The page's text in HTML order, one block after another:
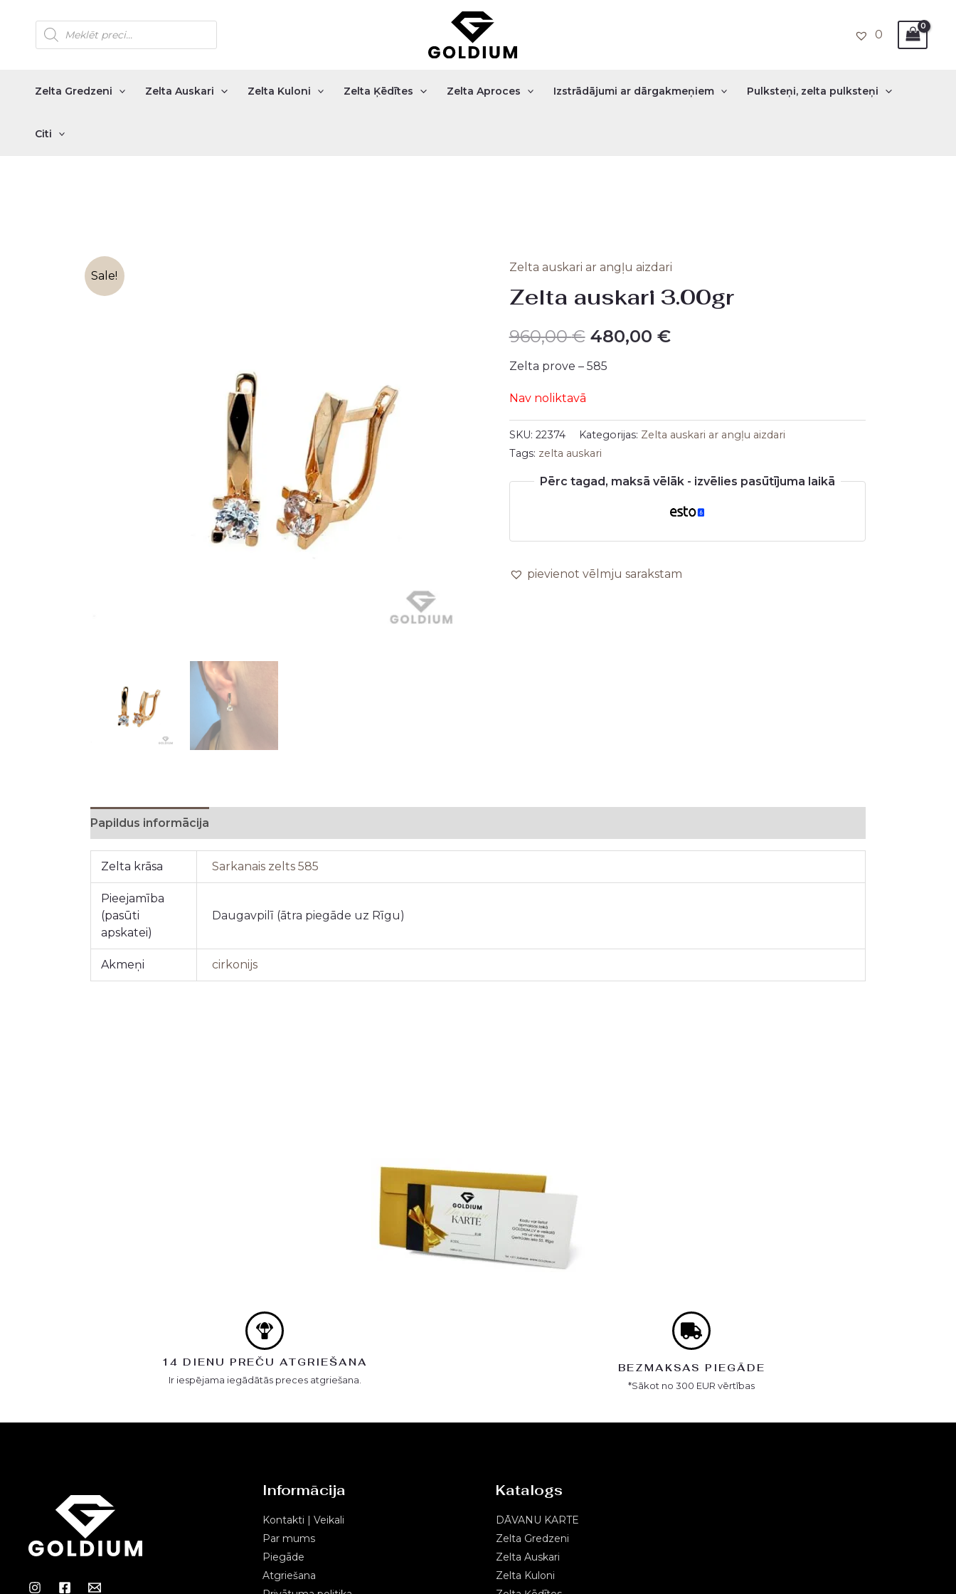
content
Products
search
0
Zelta Gredzeni Zelta Auskari Zelta Kuloni Zelta Ķēdītes Zelta Aproces Izstrādājumi ar dārgakmeņiem Pulksteņi, zelta pulksteņi
Citi
Sale!
Zelta auskari ar angļu aizdari
Zelta auskari 3.00gr
960,00€
Original
price
was:
960,00 €.
480,00 €
Current
price
is:
Zelta prove – 585
Nav noliktavā
SKU: 22374 Kategorijas: Zelta auskari ar angļu aizdari
Tags: zelta auskari
Pērc tagad, maksā vēlāk - izvēlies pasūtījuma laikā
pievienot vēlmju sarakstam
Papildus informācija
Zelta krāsa Sarkanais zelts 585
Pieejamība
(pasūti
apskatei)
Daugavpilī (ātra piegāde uz Rīgu)
Akmeņi cirkonijs
14 DIENU PREČU ATGRIEŠANA
Ir iespējama iegādātās preces atgriešana.
BEZMAKSAS PIEGĀDE
*Sākot no 300 EUR vērtības
Informācija
Kontakti | Veikali
Par mums
Piegāde
Atgriešana
Katalogs
DĀVANU KARTE
Zelta Gredzeni
Zelta Auskari
Zelta Kuloni